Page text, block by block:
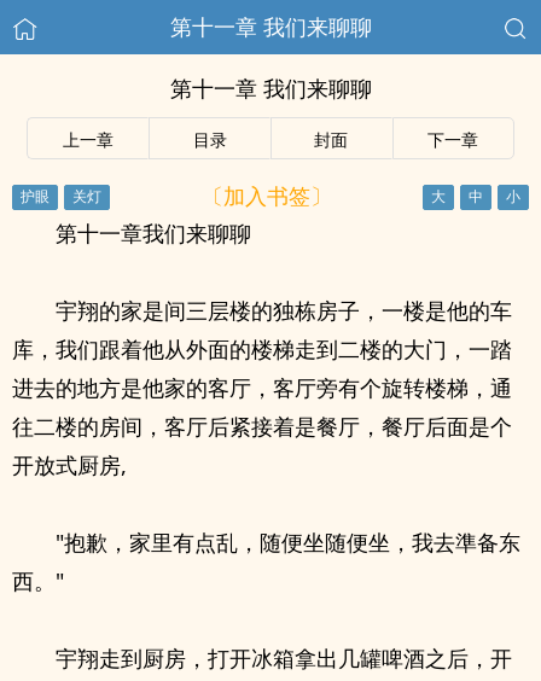
第十一章 我们来聊聊
第十一章 我们来聊聊
上一章 目录 封面 下一章
〔加入书签〕
第十一章我们来聊聊
宇翔的家是间三层楼的独栋房子，一楼是他的车
库，我们跟着他从外面的楼梯走到二楼的大门，一踏
进去的地方是他家的客厅，客厅旁有个旋转楼梯，通
往二楼的房间，客厅后紧接着是餐厅，餐厅后面是个
开放式厨房,
"抱歉，家里有点乱，随便坐随便坐，我去準备东
西。"
宇翔走到厨房，打开冰箱拿出几罐啤酒之后，开